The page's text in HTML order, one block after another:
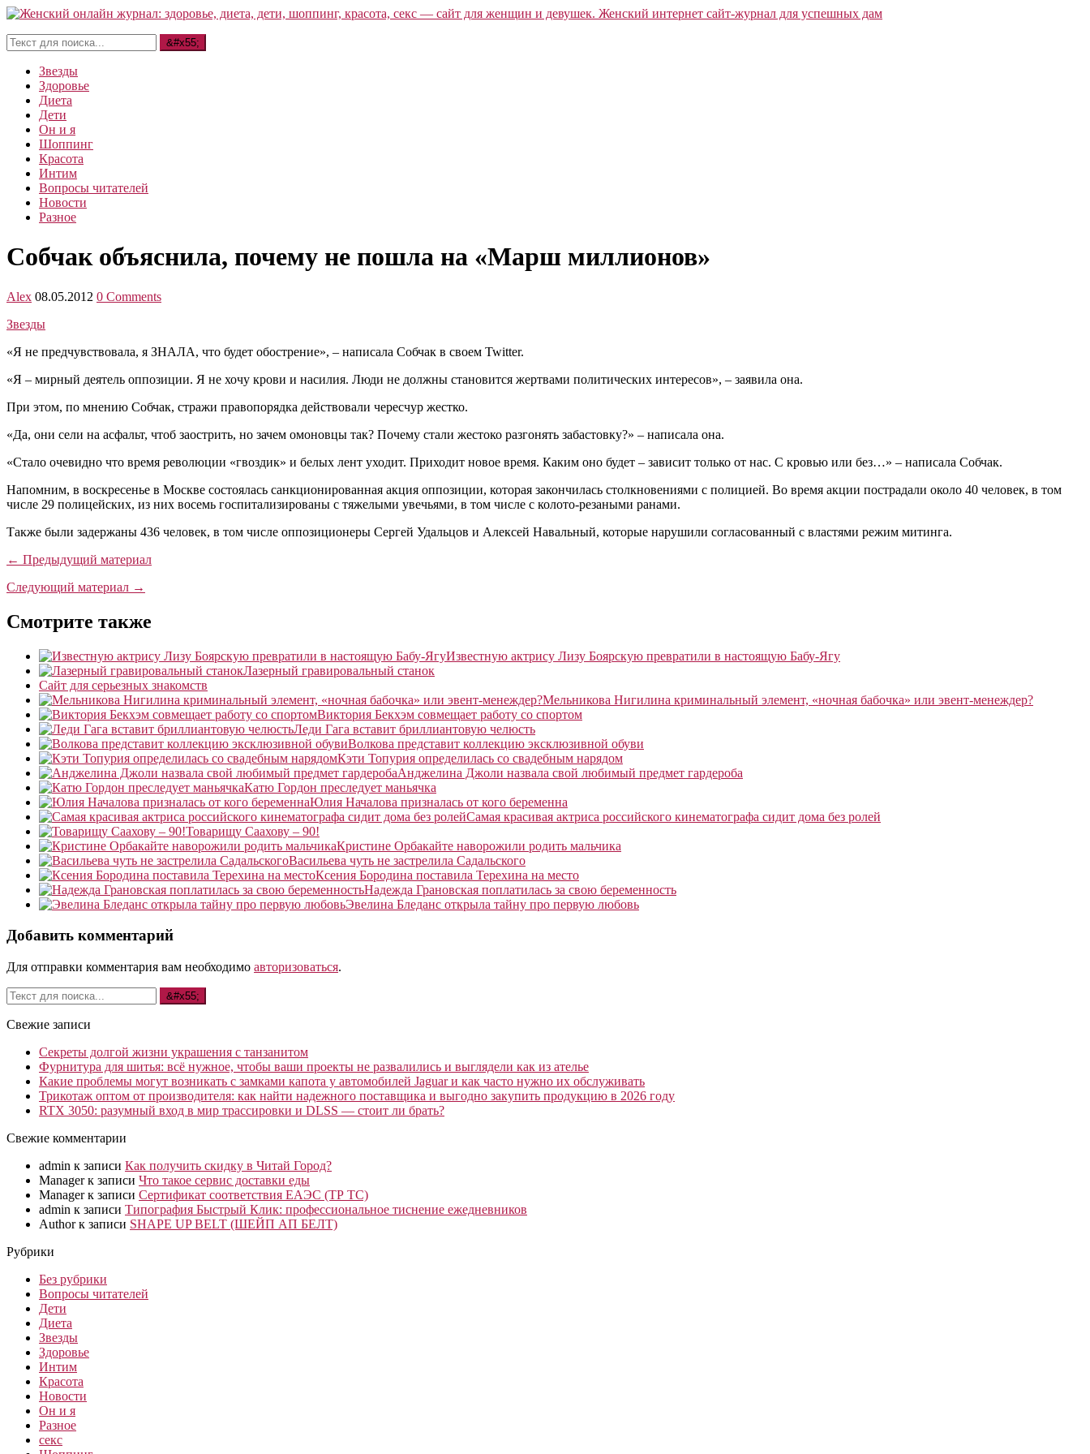
Звезды
Здоровье
Диета
Дети
Он и я
Шоппинг
Красота
Интим
Вопросы читателей
Новости
Разное
Собчак объяснила, почему не пошла на «Марш миллионов»
Alex 08.05.2012 0 Comments
Звезды
«Я не предчувствовала, я ЗНАЛА, что будет обострение», – написала Собчак в своем Twitter.
«Я – мирный деятель оппозиции. Я не хочу крови и насилия. Люди не должны становится жертвами политических интересов», – заявила она.
При этом, по мнению Собчак, стражи правопорядка действовали чересчур жестко.
«Да, они сели на асфальт, чтоб заострить, но зачем омоновцы так? Почему стали жестоко разгонять забастовку?» – написала она.
«Стало очевидно что время революции «гвоздик» и белых лент уходит. Приходит новое время. Каким оно будет – зависит только от нас. С кровью или без…» – написала Собчак.
Напомним, в воскресенье в Москве состоялась санкционированная акция оппозиции, которая закончилась столкновениями с полицией. Во время акции пострадали около 40 человек, в том
числе 29 полицейских, из них восемь госпитализированы с тяжелыми увечьями, в том числе с колото-резаными ранами.
Также были задержаны 436 человек, в том числе оппозиционеры Сергей Удальцов и Алексей Навальный, которые нарушили согласованный с властями режим митинга.
← Предыдущий материал
Следующий материал →
Смотрите также
Известную актрису Лизу Боярскую превратили в настоящую Бабу-Ягу
Лазерный гравировальный станок
Сайт для серьезных знакомств
Мельникова Нигилина криминальный элемент, «ночная бабочка» или эвент-менеждер?
Виктория Бекхэм совмещает работу со спортом
Леди Гага вставит бриллиантовую челюсть
Волкова представит коллекцию эксклюзивной обуви
Кэти Топурия определилась со свадебным нарядом
Анджелина Джоли назвала свой любимый предмет гардероба
Катю Гордон преследует маньячка
Юлия Началова призналась от кого беременна
Самая красивая актриса российского кинематографа сидит дома без ролей
Товарищу Саахову – 90!
Кристине Орбакайте наворожили родить мальчика
Васильева чуть не застрелила Садальского
Ксения Бородина поставила Терехина на место
Надежда Грановская поплатилась за свою беременность
Эвелина Бледанс открыла тайну про первую любовь
Добавить комментарий
Для отправки комментария вам необходимо авторизоваться.
Свежие записи
Секреты долгой жизни украшения с танзанитом
Фурнитура для шитья: всё нужное, чтобы ваши проекты не развалились и выглядели как из ателье
Какие проблемы могут возникать с замками капота у автомобилей Jaguar и как часто нужно их обслуживать
Трикотаж оптом от производителя: как найти надежного поставщика и выгодно закупить продукцию в 2026 году
RTX 3050: разумный вход в мир трассировки и DLSS — стоит ли брать?
Свежие комментарии
admin к записи Как получить скидку в Читай Город?
Managerк записи Что такое сервис доставки еды
Managerк записи Сертификат соответствия ЕАЭС (ТР ТС)
admin к записи Типография Быстрый Клик: профессиональное тиснение ежедневников
Authorк записи SHAPE UP BELT (ШЕЙП АП БЕЛТ)
Рубрики
Без рубрики
Вопросы читателей
Дети
Диета
Звезды
Здоровье
Интим
Красота
Новости
Он и я
Разное
секс